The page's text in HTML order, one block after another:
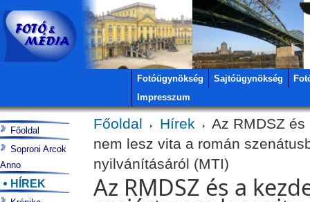
Fotóügynökség Sajtóügynökség
Impresszum
Főoldal Hírek
Az RMDSZ
nem lesz vita a román
nyilvánításáról (MTI)
Az RMDSZ és a
Főoldal
Soproni Arcok
Anno
HÍREK